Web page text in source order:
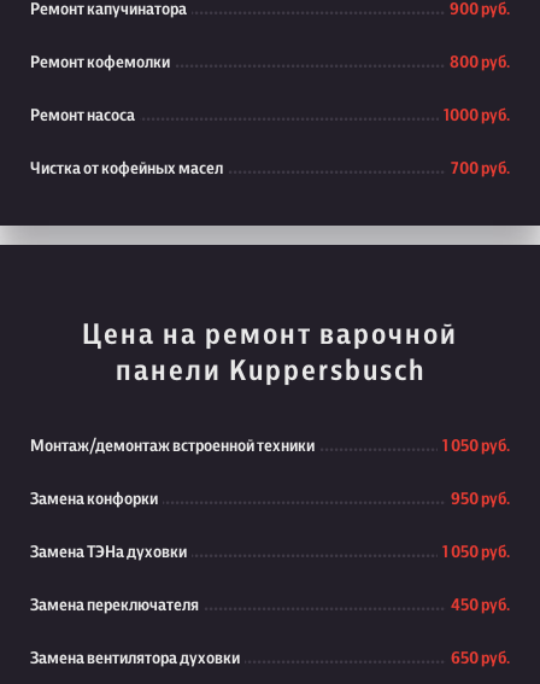
Ремонт капучинатора 900 руб.
Ремонт кофемолки 800 руб.
Ремонт насоса 1000 руб.
Чистка от кофейных масел 700 руб.
Цена на ремонт варочной
панели Kuppersbusch
Монтаж/демонтаж встроенной техники 1 050 руб.
Замена конфорки 950 руб.
Замена ТЭНа духовки 1 050 руб.
Замена переключателя 450 руб.
Замена вентилятора духовки 650 руб.